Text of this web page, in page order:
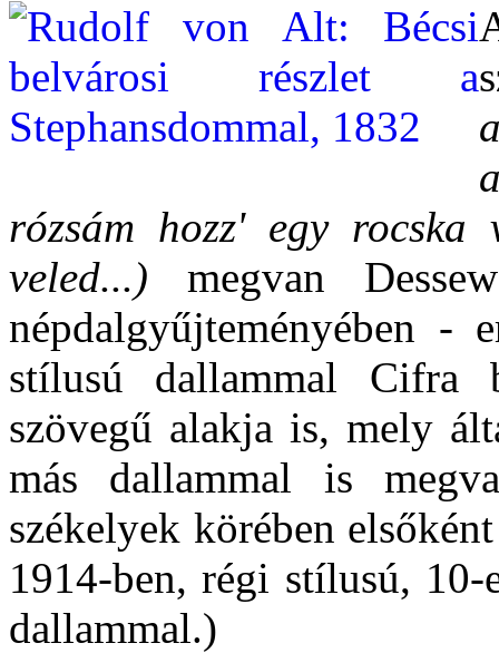
rózsám hozz' egy
veled...) megvan
népdalgyűjteményében -
stílusú dallammal Cifra
szövegű alakja is, mely
más dallammal is
székelyek körében
1914-ben, régi stílusú, 10-
dallammal.)